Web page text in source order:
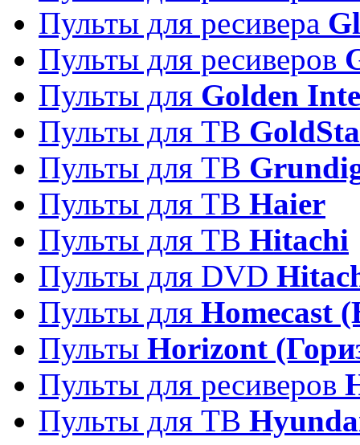
Пульты для ресивера
Пульты для ресиверов
Пульты для Golden
Пульты для ТВ
Пульты для ТВ
Пульты для ТВ Haier
Пульты для ТВ Hitachi
Пульты для DVD
Пульты для Homecast
Пульты Horizont
Пульты для ресиверов
Пульты для ТВ